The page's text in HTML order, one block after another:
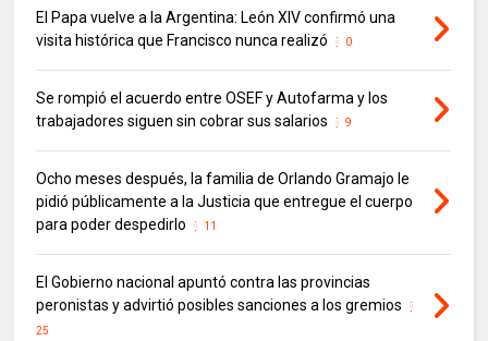
El Papa vuelve a la Argentina: León XIV confirmó una
visita histórica que Francisco nunca realizó
0
Se rompió el acuerdo entre OSEF y Autofarma y los
trabajadores siguen sin cobrar sus salarios
9
Ocho meses después, la familia de Orlando Gramajo le
pidió públicamente a la Justicia que entregue el cuerpo
para poder despedirlo
11
El Gobierno nacional apuntó contra las provincias
peronistas y advirtió posibles sanciones a los gremios
25